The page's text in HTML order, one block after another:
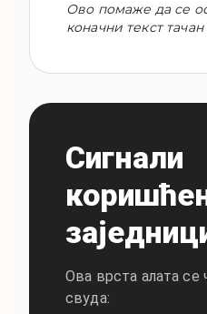
Ово помаже да се
коначни текст
Сигнали
Ова врста алата се
свуда: